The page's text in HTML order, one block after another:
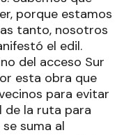
porque estamos
tanto, nosotros
el edil.
del acceso Sur
esta obra que
para evitar
de la ruta para
suma al